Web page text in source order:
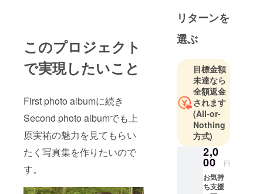
このプロジェクト
で実現したいこと
First photo albumに続き
Second photo albumでも上
原実祐の魅力を見てもらい
たく写真集を作りたいので
す。
クニック誌
で常連
・三友光房
(神戸大丸・
本高砂屋な
ど)
・橘写真館
(スタジオ・
婚礼・日本
・ダイエー
フォトエン
リターンを
選ぶ
目標金額
未達なら
全額返金
されます
(All-or-
Nothing
方式)
2,0
00 円
お気持
ち支援